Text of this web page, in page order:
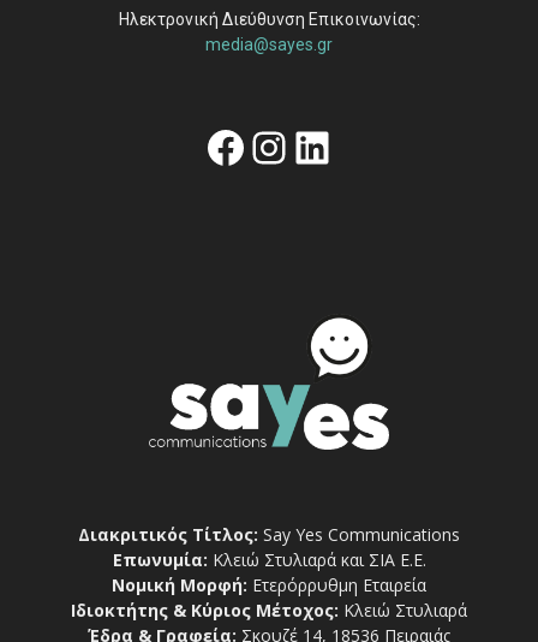
Ηλεκτρονική Διεύθυνση Επικοινωνίας:
media@sayes.gr
Facebook
Instagram
Linkedin
Διακριτικός Τίτλος: Say Yes Communications
Επωνυμία: Κλειώ Στυλιαρά και ΣΙΑ Ε.Ε.
Νομική Μορφή: Ετερόρρυθμη Εταιρεία
Ιδιοκτήτης & Κύριος Μέτοχος: Κλειώ Στυλιαρά
Έδρα & Γραφεία: Σκουζέ 14, 18536 Πειραιάς